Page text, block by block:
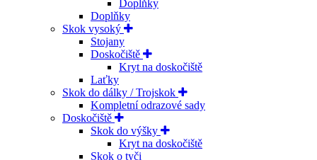
Doplňky
Doplňky
Skok vysoký
Stojany
Doskočiště
Kryt na doskočiště
Laťky
Skok do dálky / Trojskok
Kompletní odrazové sady
Doskočiště
Skok do výšky
Kryt na doskočiště
Skok o tyči